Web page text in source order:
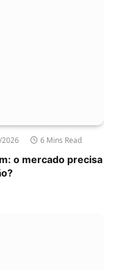
6 Mins Read
o mercado precisa